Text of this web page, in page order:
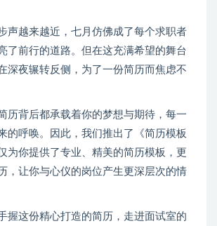
声越来越近，七月仿佛成了每个求职者
了前行的道路。但在这充满希望的舞台
深夜辗转反侧，为了一份简历而焦虑不
历背后都承载着你的梦想与期待，每一
的呼唤。因此，我们推出了《简历模板
为你提供了专业、精美的简历模板，更
，让你与心仪的岗位产生更深层次的情
握这份精心打造的简历，走进面试室的